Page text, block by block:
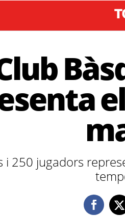
i 250 jugadors